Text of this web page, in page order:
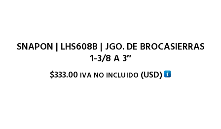
SNAPON | LHS608B | JGO. DE BROCASIERRAS
1-3/8 A 3″
$333.00 IVA NO INCLUIDO (USD)